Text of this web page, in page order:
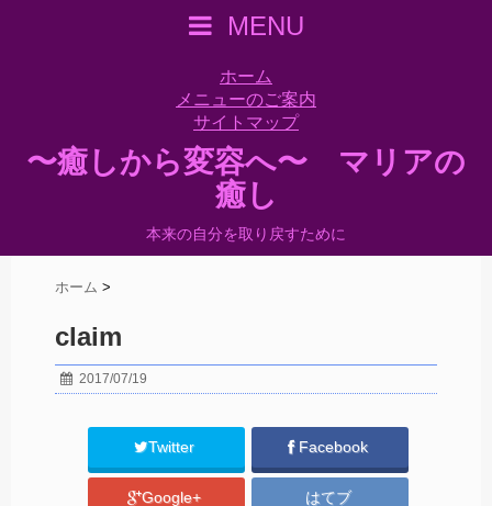
MENU
ホーム
メニューのご案内
サイトマップ
〜癒しから変容へ〜 マリアの
癒し
本来の自分を取り戻すために
ホーム >
claim
2017/07/19
Twitter Facebook
Google+ はてブ